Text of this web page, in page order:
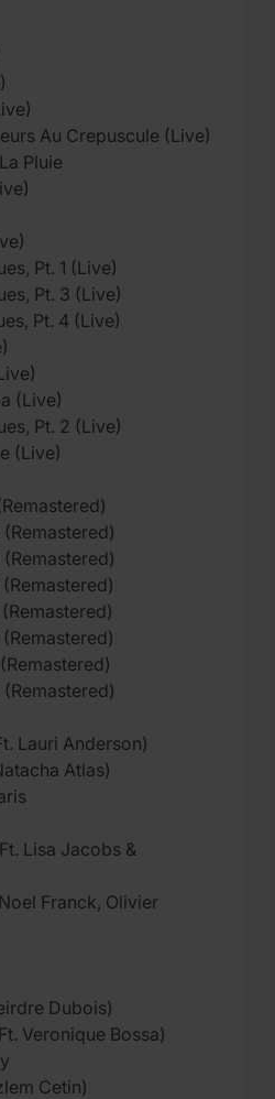
Au Crepuscule (Live)
Pluie
Pt. 1 (Live)
Pt. 3 (Live)
Pt. 4 (Live)
(Live)
Pt. 2 (Live)
(Live)
Lauri Anderson)
Atlas)
Lisa Jacobs &
Franck, Olivier
Dubois)
Veronique Bossa)
Cetin)